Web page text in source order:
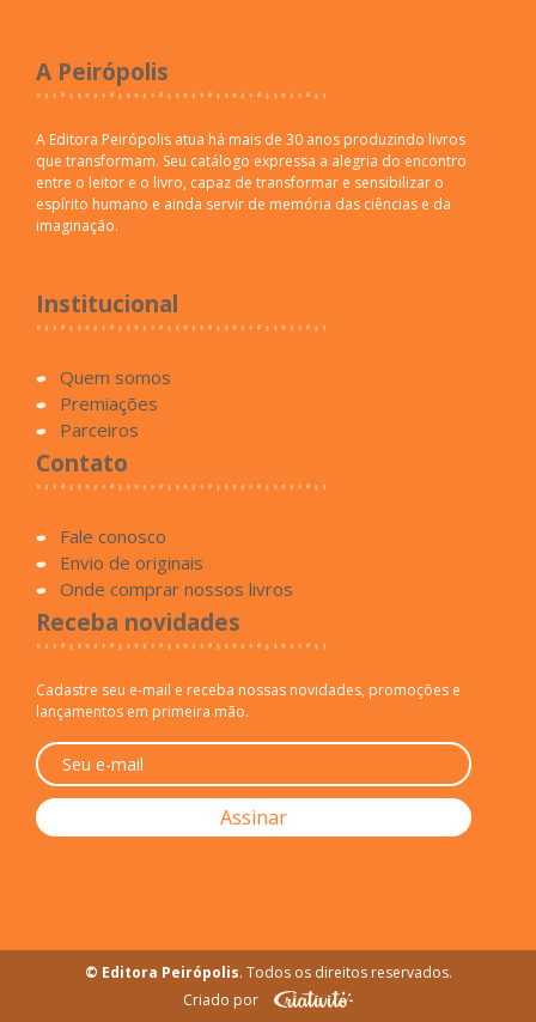
A Peirópolis
A Editora Peirópolis atua há mais de 30 anos produzindo livros
que transformam. Seu catálogo expressa a alegria do encontro
entre o leitor e o livro, capaz de transformar e sensibilizar o
espírito humano e ainda servir de memória das ciências e da
imaginação.
Institucional
Quem somos
Premiações
Parceiros
Contato
Fale conosco
Envio de originais
Onde comprar nossos livros
Receba novidades
Cadastre seu e-mail e receba nossas novidades, promoções e
lançamentos em primeira mão.
© Editora Peirópolis. Todos os direitos reservados.
Criado por